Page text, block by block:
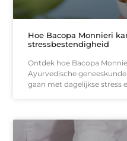
Hoe Bacopa Monnieri
stressbestendigheid
Ontdek hoe Bacopa
Ayurvedische
gaan met dagelijkse stress